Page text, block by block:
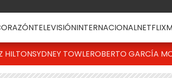
TELEVISIÓNINTERNACIONALNETFLIX
HILTONSYDNEY TOWLEROBERTO GARCÍA